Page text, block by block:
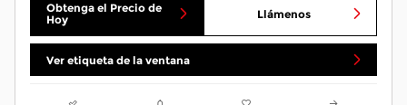
Obtenga el Precio de
Hoy
Llámenos
Ver etiqueta de la ventana